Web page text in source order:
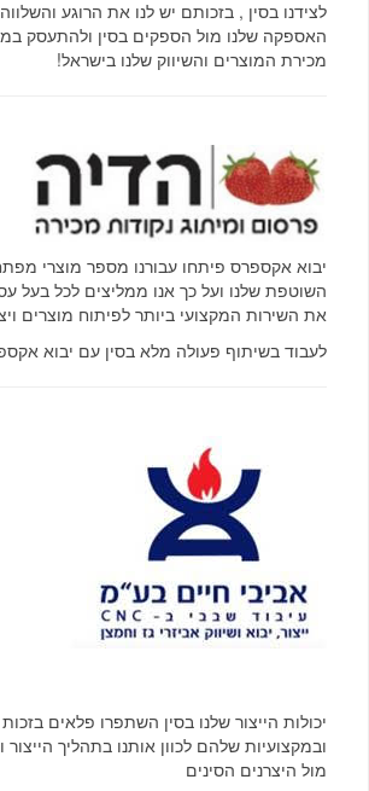
לצידנו בסין , בזכותם יש לנו את הרוגע
האספקה שלנו מול הספקים בסין ולהתעסק
מכירת המוצרים והשיווק שלנו בישראל!
יבוא אקספרס פיתחו עבורנו מספר מוצרי
השוטפת שלנו ועל כך אנו ממליצים לכל בעל
את השירות המקצועי ביותר לפיתוח מוצרים
לעבוד בשיתוף פעולה מלא בסין עם יבוא
יכולות הייצור שלנו בסין השתפרו פלאים
ובמקצועיות שלהם לכוון אותנו בתהליך הייצור
מול היצרנים הסינים